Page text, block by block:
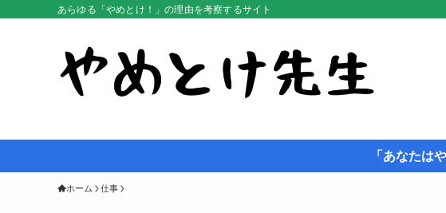
あらゆる「やめとけ！」の理由を考察するサイト
「あなたは
ホーム 仕事